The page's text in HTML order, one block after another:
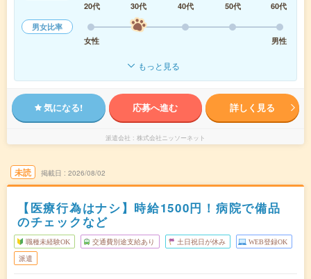
20代
30代 40代 50代
60代
男女比率
女性
男性
もっと見る
気になる! 応募へ進む 詳しく見る
派遣会社 株式会社ニッソーネット
未読 掲載日 2026/08/02
【医療行為はナシ】時給1500円！病院で備品
のチェックなど
職種未経験OK 交通費別途支給あり 土日祝日が休み WEB登録OK
派遣